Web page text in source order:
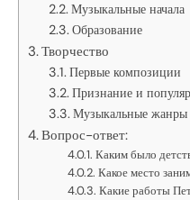
Музыкальные начала
Образование
Творчество
Первые композиции
Признание и
Музыкальные жанры
Вопрос-ответ:
Каким было
Какое место
Какие работы